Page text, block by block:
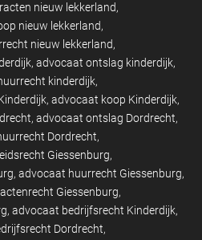
nieuw lekkerland
nieuw lekkerland
nieuw lekkerland
advocaat ontslag kinderdijk
kinderdijk
advocaat koop Kinderdijk
advocaat ontslag Dordrecht
Dordrecht
Giessenburg
advocaat huurrecht Giessenburg
Giessenburg
advocaat bedrijfsrecht Kinderdijk
Dordrecht